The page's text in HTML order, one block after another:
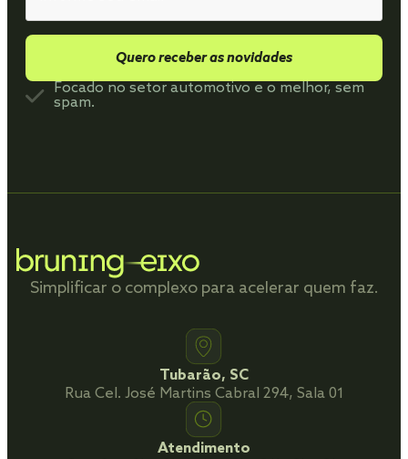
Quero receber as novidades
Focado no setor automotivo e o melhor, sem
spam.
Simplificar o complexo para acelerar quem faz.
Tubarão, SC
Rua Cel. José Martins Cabral 294, Sala 01
Atendimento